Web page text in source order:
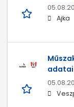
Ajka
adatai